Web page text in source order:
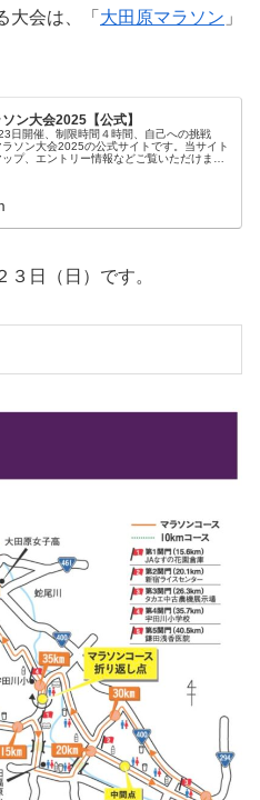
大会は、「 大田原マラソン 」
ン大会2025【公式】
日開催、制限時間４時間、自己への挑戦
ソン大会2025の公式サイトです。当サイト
プ、エントリー情報などご覧いただけま
３日（日）です。